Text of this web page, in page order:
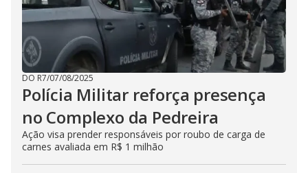
DO R7/07/08/2025
Polícia Militar reforça presença
no Complexo da Pedreira
Ação visa prender responsáveis por roubo de carga de
carnes avaliada em R$ 1 milhão